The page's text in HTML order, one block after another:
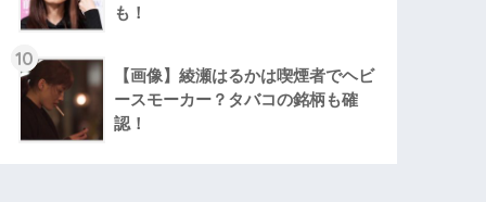
も！
10
【画像】綾瀬はるかは喫煙者でヘビ
ースモーカー？タバコの銘柄も確
認！